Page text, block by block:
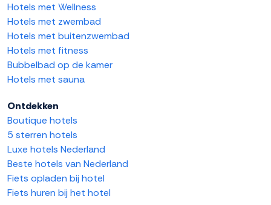
Hotels met Wellness
Hotels met zwembad
Hotels met buitenzwembad
Hotels met fitness
Bubbelbad op de kamer
Hotels met sauna
Ontdekken
Boutique hotels
5 sterren hotels
Luxe hotels Nederland
Beste hotels van Nederland
Fiets opladen bij hotel
Fiets huren bij het hotel